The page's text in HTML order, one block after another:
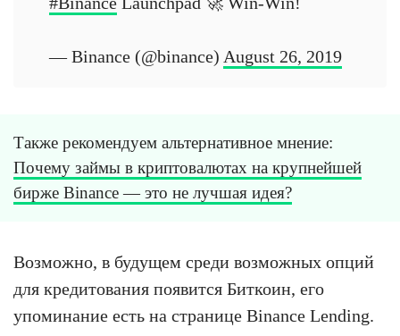
— Binance (@binance) August 26, 2019
Также рекомендуем альтернативное мнение:
Почему займы в криптовалютах на крупнейшей
бирже Binance — это не лучшая идея?
Возможно, в будущем среди возможных опций
для кредитования появится Биткоин, его
упоминание есть на странице Binance Lending.